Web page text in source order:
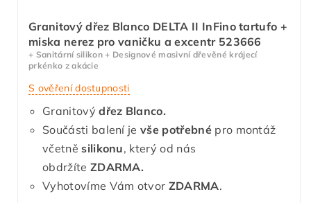
Granitový dřez Blanco DELTA II InFino tartufo +
miska nerez pro vaničku a excentr 523666
+ Sanitární silikon + Designové masivní dřevěné krájecí
prkénko z akácie
S ověření dostupnosti
Granitový dřez Blanco.
Součásti balení jevše potřebnépro montáž
včetněsilikonu, který od nás
obdržíte ZDARMA.
Vyhotovíme Vám otvor ZDARMA.